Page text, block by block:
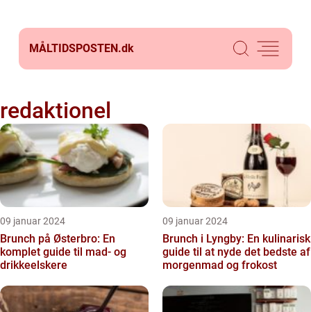
MÅLTIDSPOSTEN.dk
redaktionel
09 januar 2024
Brunch på Østerbro: En
komplet guide til mad- og
drikkeelskere
09 januar 2024
Brunch i Lyngby: En kulinarisk
guide til at nyde det bedste af
morgenmad og frokost